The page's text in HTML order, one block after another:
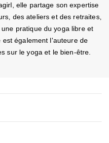
elle partage son expertise
des ateliers et des retraites,
pratique du yoga libre et
est également l'auteure de
sur le yoga et le bien-être.